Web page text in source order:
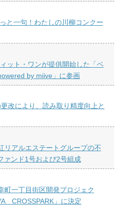
と一句！わたしの川柳コンクー
ット・ワンが提供開始した「ベ
by miive」に参画
改により、読み取り精度向上と
リアルエステートグループの不
ァンド1号および2号組成
町一丁目街区開発プロジェク
CROSSPARK」に決定